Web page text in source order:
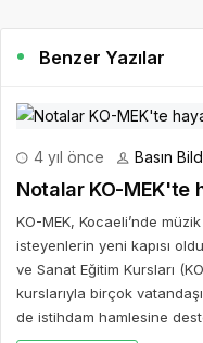
Benzer Yazılar
4 yıl önce Basın
Notalar KO-MEK'te
KO-MEK, Kocaeli’nde
isteyenlerin yeni kapısı
ve Sanat Eğitim Kursları
kurslarıyla birçok
de istihdam hamlesine